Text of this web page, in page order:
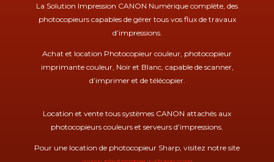
La Solution Impression CANON Numérique complète, des
photocopieurs capables de gérer tous vos flux de travaux
d’impressions.
Achat et location Photocopieur couleur, photocopieur
imprimante couleur, Noir et Blanc, capable de scanner,
d’imprimer et de télécopier.
Location et vente tous systèmes CANON attachés aux
photocopieurs couleurs et serveurs d’impressions.
Pour une location de photocopieur Sharp, visitez notre site